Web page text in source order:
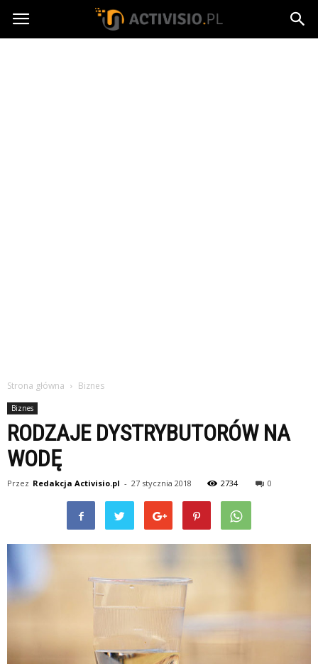
Activisio.pl
Strona główna Biznes
Biznes
RODZAJE DYSTRYBUTORÓW NA
WODĘ
Przez Redakcja Activisio.pl - 27 stycznia 2018 2734 0